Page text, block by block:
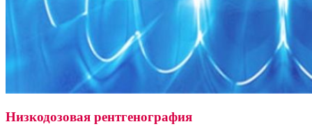
Низкодозовая рентгенография